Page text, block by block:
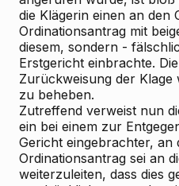
die Klägerin einen an den
Ordinationsantrag mit
diesem, sondern -
Erstgericht einbrachte.
Zurückweisung der
zu beheben.
Zutreffend verweist nun
ein bei einem zur
Gericht eingebrachter, an
Ordinationsantrag sei an
weiterzuleiten, dass dies